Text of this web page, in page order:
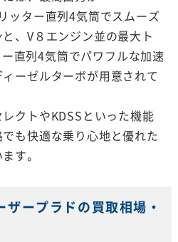
ッター直列4気筒でスムーズ
、V８エンジン並の最大ト
直列4気筒でパワフルな加速
ーゼルターボが用意されて
クトやKDSSといった機能
も快適な乗り心地と優れた
す。
ザープラドの買取相場・